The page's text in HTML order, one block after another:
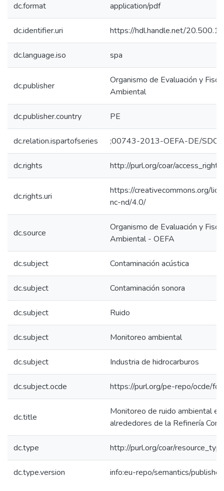
dc.format application/pdf
dc.identifier.uri https://hdl.handle.net/
dc.language.iso spa
dc.publisher
Organismo de Evaluación y
Ambiental
dc.publisher.country PE
dc.relation.ispartofseries ;00743-2013-OEFA-DE/SDCA
dc.rights http://purl.org/coar/access_right/
dc.rights.uri
https://creativecommons.org/
nc-nd/4.0/
dc.source
Organismo de Evaluación y
Ambiental - OEFA
dc.subject Contaminación acústica
dc.subject Contaminación sonora
dc.subject Ruido
dc.subject Monitoreo ambiental
dc.subject Industria de hidrocarburos
dc.subject.ocde https://purl.org/pe-repo/ocde/
dc.title
Monitoreo de ruido ambiental
alrededores de la Refinería
dc.type http://purl.org/coar/
dc.type.version info:eu-repo/semantics/